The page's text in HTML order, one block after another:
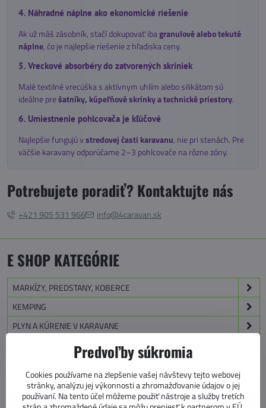
4. Náhradné náplne ako ekonomické riešenie
Ak už máš zásobník, stačí dokupovať ibagranulové alebo tekuté
náplne, čo je najlepšie riešenie z hľadiska ceny.
5. Vreckové absorbéry do zatvorených skriniek
Malé textilné vrecúška s aktívnym uhlím alebo silikátom sú
ideálne prešatníky, kúpeľňové skrinky a technické priestory.
6. Umiestnenie pohlcovača je kľúčové
Najlepšie fungujú vstredovej časti karavanu, nie pri stenách. Pre
väčšie karavany odporúčame 2–3 pohlcovače na rôzne zóny.
Potrebujete poradiť? Kontaktujte nás
+421 905 531 966 info@4caravan.sk
E SHOP KATEGÓRIE
MARKÍZY, PREDSTANY, KOBERCE
KEMPING
PLYN A KÚRENIE V KARAVANE
CHLADENIE V KARAVANOCH
ELEKTRO V KARAVANE
KONŠTRUKCIA A TECHNIKA KARAVANU
Predvoľby súkromia
Cookies používame na zlepšenie vašej návštevy tejto webovej
stránky, analýzu jej výkonnosti a zhromažďovanie údajov o jej
používaní. Na tento účel môžeme použiť nástroje a služby tretích